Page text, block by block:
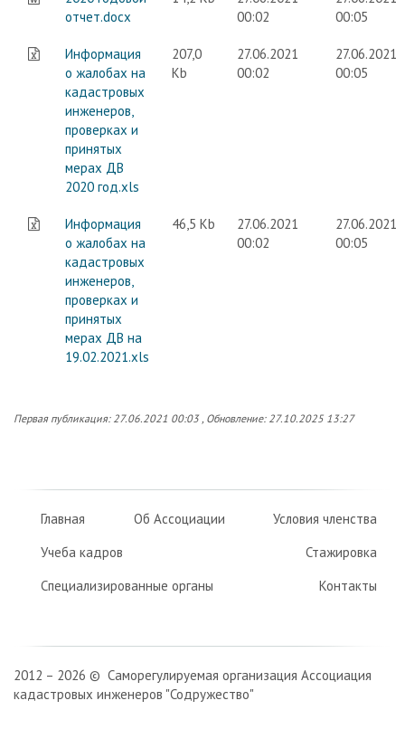
отчет.docx
00:02
00:05
Информация
о жалобах на
кадастровых
инженеров,
проверках и
принятых
мерах ДВ
2020 год.xls
207,0
Kb
27.06.2021
00:02
27.06.2021
00:05
Информация
о жалобах на
кадастровых
инженеров,
проверках и
принятых
мерах ДВ на
19.02.2021.xls
46,5 Kb
27.06.2021
00:02
27.06.2021
00:05
Первая публикация: 27.06.2021 00:03 , Обновление: 27.10.2025 13:27
Главная Об Ассоциации
Условия членства
Учеба кадров
Стажировка
Специализированные органы
Контакты
2012 – 2026 © Саморегулируемая организация Ассоциация
кадастровых инженеров "Содружество"